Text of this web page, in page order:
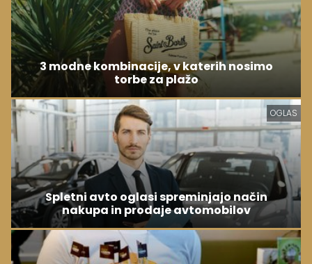
3 modne kombinacije, v katerih nosimo
torbe za plažo
OGLAS
Spletni avto oglasi spreminjajo način
nakupa in prodaje avtomobilov